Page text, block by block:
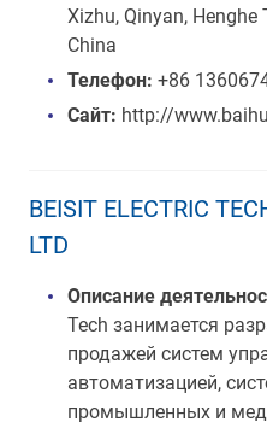
Xizhu, Qinyan,
China
Телефон: +86
Сайт: http://
BEISIT ELECTRIC
LTD
Описание
Tech занимается
продажей систем
автоматизацией,
промышленных и